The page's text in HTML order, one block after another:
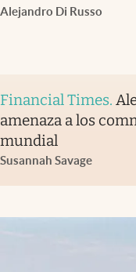
Alejandro Di Russo
Financial Times.
amenaza a los
mundial
Susannah Savage